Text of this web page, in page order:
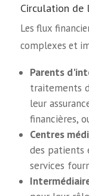
Circulation de
Les flux
complexes et
Parents
traitements
leur
financières,
Centres
des patients
services